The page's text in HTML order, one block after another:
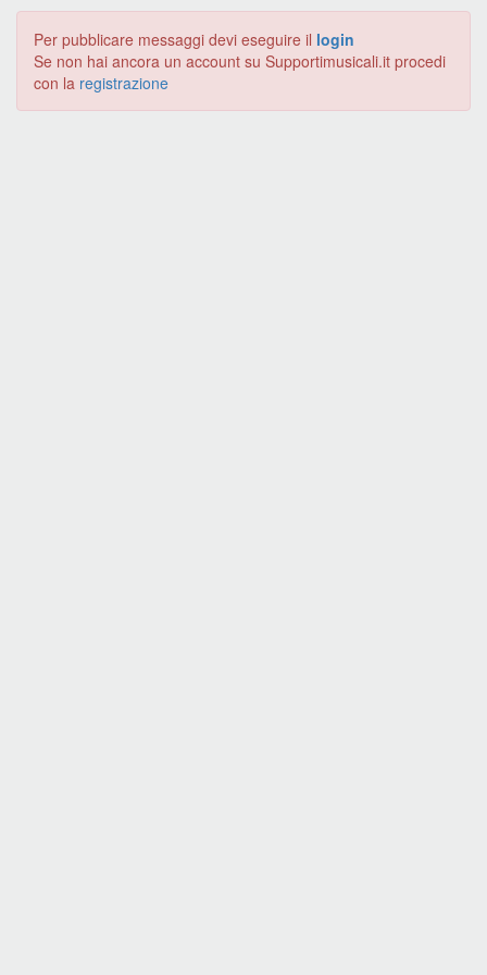
Per pubblicare messaggi devi eseguire il login
Se non hai ancora un account su Supportimusicali.it procedi
con la registrazione